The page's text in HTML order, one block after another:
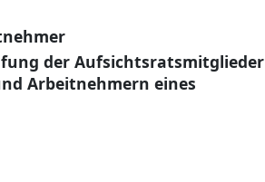
der Aufsichtsratsmitglieder
Arbeitnehmern eines